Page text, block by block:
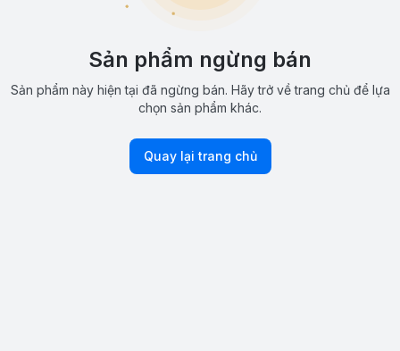
Sản phẩm ngừng bán
Sản phẩm này hiện tại đã ngừng bán. Hãy trở về trang chủ để lựa
chọn sản phẩm khác.
Quay lại trang chủ